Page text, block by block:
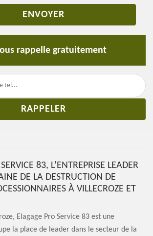
rappelle gratuitement
83, L’ENTREPRISE LEADER
DE LA DESTRUCTION DE
À VILLECROZE ET
Elagage Pro Service 83 est une
la place de leader dans le secteur de la